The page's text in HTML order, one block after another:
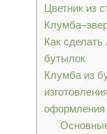
Цветник из
Как
бутылок
Клумба из